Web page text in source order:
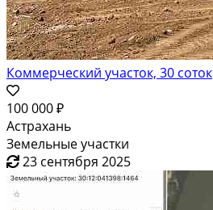
Коммерческий участок, 30 соток
100 000 ₽
Астрахань
Земельные участки
23 сентября 2025